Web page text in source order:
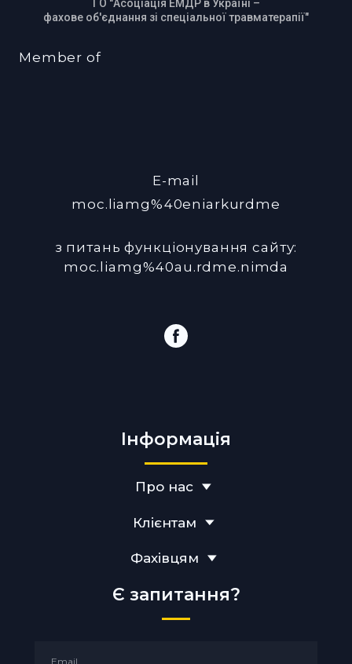
ГО "Асоціація ЕМДР в Україні –
фахове об'єднання зі спеціальної травматерапії"
Member of
E-mail
moc.liamg%40eniarkurdme
з питань функціонування сайту:
moc.liamg%40au.rdme.nimda
Інформація
Про нас
Клієнтам
Фахівцям
Є запитання?